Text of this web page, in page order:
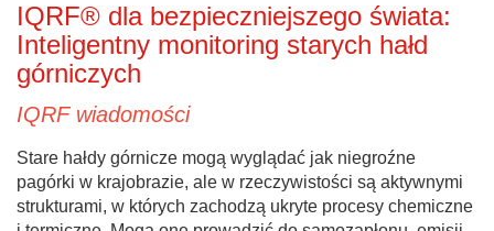
IQRF® dla bezpieczniejszego świata:
Inteligentny monitoring starych hałd
górniczych
IQRF wiadomości
Stare hałdy górnicze mogą wyglądać jak niegroźne
pagórki w krajobrazie, ale w rzeczywistości są aktywnymi
strukturami, w których zachodzą ukryte procesy chemiczne